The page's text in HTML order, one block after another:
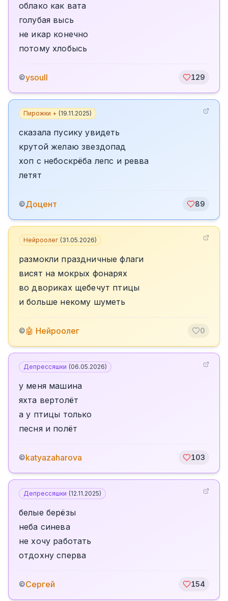
облако как вата
голубая высь
не икар конечно
потому хлобысь
©ysoull 129
Пирожки + (19.11.2025)
сказала пусику увидеть
крутой желаю звездопад
хоп с небоскрёба лепс и ревва
летят
©Доцент 89
Нейроолег (31.05.2026)
размокли праздничные флаги
висят на мокрых фонарях
во двориках щебечут птицы
и больше некому шуметь
©🤖 Нейроолег 0
Депрессяшки (06.05.2026)
у меня машина
яхта вертолёт
а у птицы только
песня и полёт
©katyazaharova 103
Депрессяшки (12.11.2025)
белые берёзы
неба синева
не хочу работать
отдохну сперва
©Сергей 154